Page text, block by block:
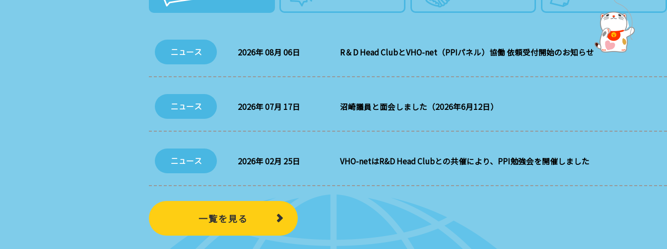
ニュース 2026年 08月 06日 R＆D Head ClubとVHO-net（PPIパネル）協働 依頼受付開始のお知らせ
ニュース 2026年 07月 17日 沼崎議員と面会しました（2026年6月12日）
ニュース 2026年 02月 25日 VHO-netはR&D Head Clubとの共催により、PPI勉強会を開催しました
一覧を見る